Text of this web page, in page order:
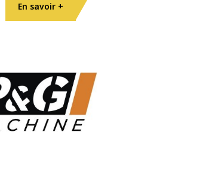
En savoir +